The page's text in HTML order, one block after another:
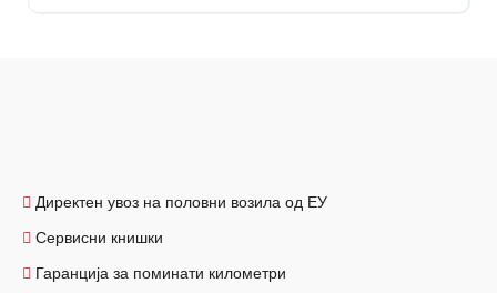
Директен увоз на половни возила од ЕУ
Сервисни книшки
Гаранција за поминати километри